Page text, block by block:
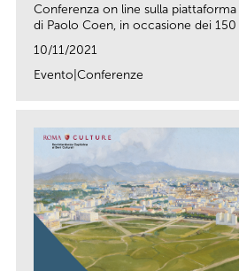
Conferenza on line sulla
di Paolo Coen, in occasione dei 150
10/11/2021
Evento|Conferenze